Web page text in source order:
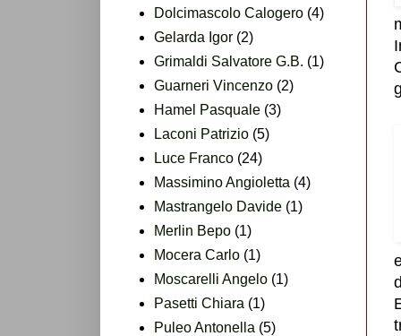
Dolcimascolo Calogero (4)
Gelarda Igor (2)
Grimaldi Salvatore G.B. (1)
Guarneri Vincenzo (2)
Hamel Pasquale (3)
Laconi Patrizio (5)
Luce Franco (24)
Massimino Angioletta (4)
Mastrangelo Davide (1)
Merlin Bepo (1)
Mocera Carlo (1)
Moscarelli Angelo (1)
Pasetti Chiara (1)
Puleo Antonella (5)